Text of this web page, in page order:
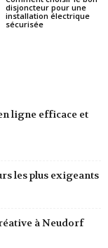
disjoncteur pour une
installation électrique
sécurisée
ligne efficace et
les plus exigeants
à Neudorf